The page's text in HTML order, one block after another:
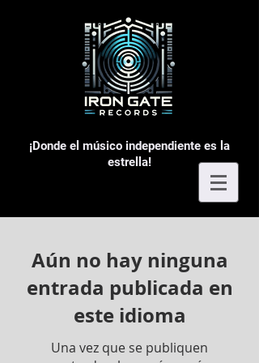
¡Donde el músico independiente es la
estrella!
Aún no hay ninguna
entrada publicada en
este idioma
Una vez que se publiquen